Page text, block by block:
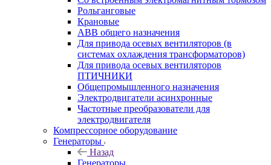
Рольганговые
Крановые
АВВ общего назначения
Для привода осевых вентиляторов (в
системах охлаждения трансформаторов)
Для привода осевых вентиляторов
ПТИЧНИКИ
Общепромышленного назначения
Электродвигатели асинхронные
Частотные преобразователи для
электродвигателя
Компрессорное оборудование
Генераторы
Назад
Генераторы